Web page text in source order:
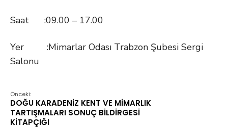
Saat :09.00 – 17.00
Yer :Mimarlar Odası Trabzon Şubesi Sergi
Salonu
Önceki:
DOĞU KARADENİZ KENT VE MİMARLIK
TARTIŞMALARI SONUÇ BİLDİRGESİ
KİTAPÇIĞI